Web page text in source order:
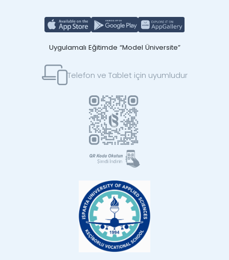
Uygulamalı Eğitimde “Model Üniversite”
Telefon ve Tablet için uyumludur